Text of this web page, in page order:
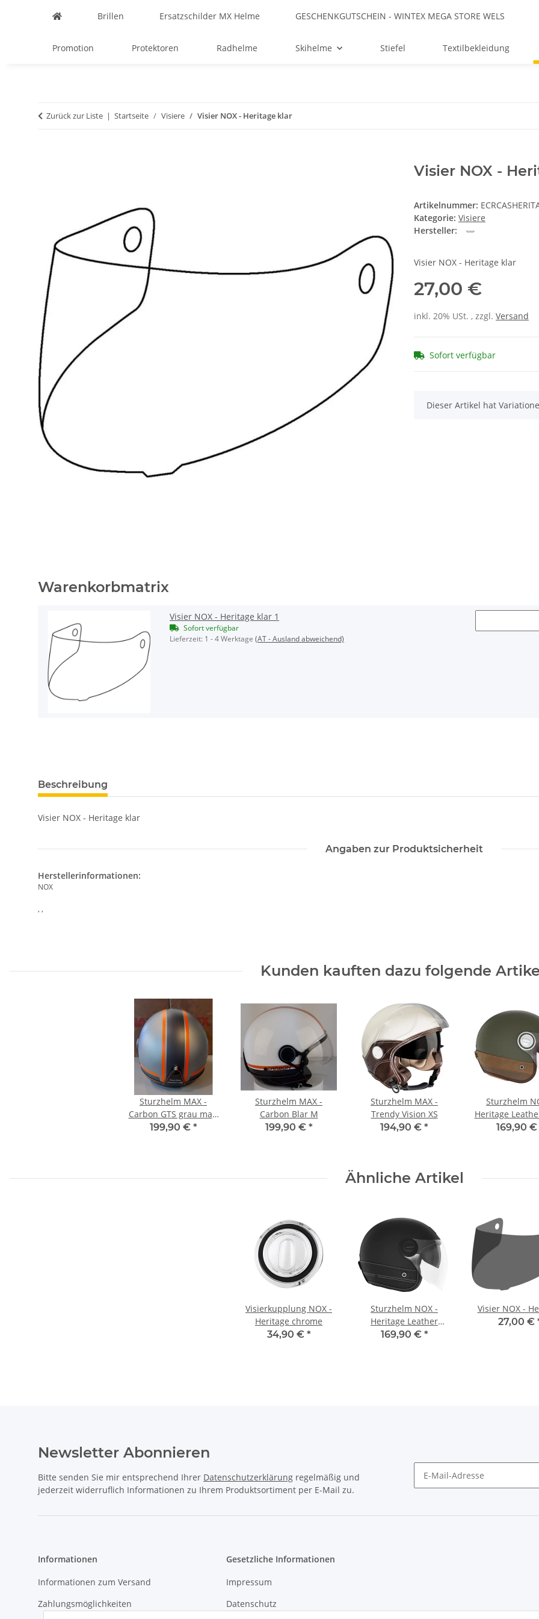
Brillen Ersatzschilder MX Helme GESCHENKGUTSCHEIN - WINTEX MEGA STORE WELS
Promotion Protektoren Radhelme Skihelme Stiefel Textilbekleidung
Zurück zur Liste Startseite Visiere Visier NOX - Heritage klar
Visier NOX -
Artikelnummer:
Kategorie: Visiere
Hersteller:
Visier NOX - Heritage klar
27,00 €
inkl. 20% USt. , zzgl. Versand
Sofort verfügbar
x
Dieser Artikel hat
Warenkorbmatrix
Visier NOX - Heritage klar 1
Sofort verfügbar
Lieferzeit: 1 - 4 Werktage (AT - Ausland abweichend)
Beschreibung
Visier NOX - Heritage klar
Angaben zur Produktsicherheit
Herstellerinformationen:
NOX
, ,
Kunden kauften dazu folgende
Sturzhelm MAX -
Carbon GTS grau matt
M
199,90 € *
Sturzhelm MAX -
Carbon Blar M
199,90 € *
Sturzhelm MAX -
Trendy Vision XS
194,90 € *
Sturzhelm
Heritage
braun S
169,90 €
Ähnliche Artikel
Visierkupplung NOX -
Heritage chrome
34,90 € *
Sturzhelm NOX -
Heritage Leather
schwarz matt schwarz
169,90 € *
Visier NOX -
27,00 €
Newsletter Abonnieren
Bitte senden Sie mir entsprechend Ihrer Datenschutzerklärung regelmäßig und
jederzeit widerruflich Informationen zu Ihrem Produktsortiment per E-Mail zu.
Informationen
Informationen zum Versand
Zahlungsmöglichkeiten
Gesetzliche Informationen
Impressum
Datenschutz